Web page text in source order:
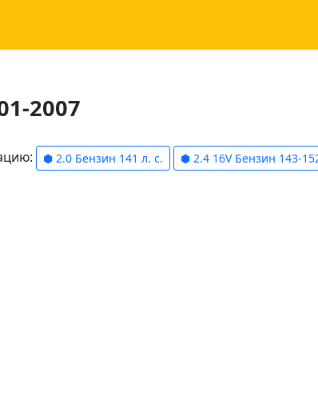
2007
⬢ 2.0 Бензин 141 л. с.
⬢ 2.4 16V Бензин 143-